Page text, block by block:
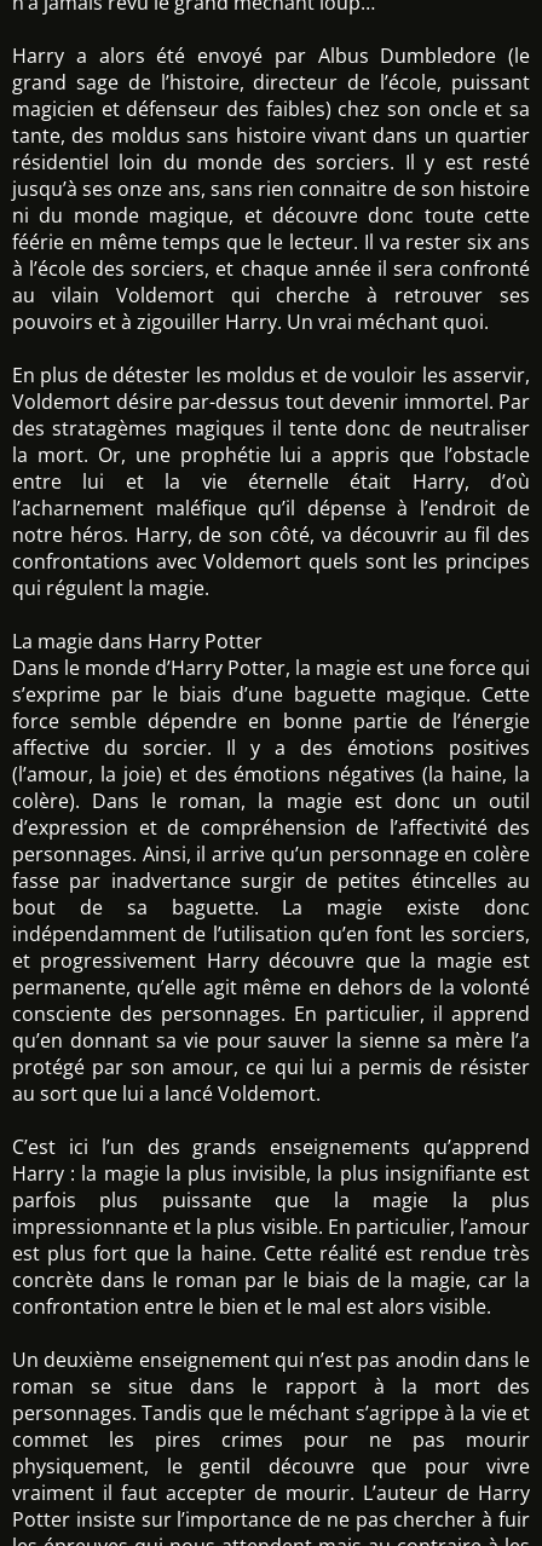
Harry a alors été envoyé par Albus Dumbledore (le
grand sage de l’histoire, directeur de l’école, puissant
magicien et défenseur des faibles) chez son oncle et sa
tante, des moldus sans histoire vivant dans un quartier
résidentiel loin du monde des sorciers. Il y est resté
jusqu’à ses onze ans, sans rien connaitre de son histoire
ni du monde magique, et découvre donc toute cette
féérie en même temps que le lecteur. Il va rester six ans
à l’école des sorciers, et chaque année il sera confronté
au vilain Voldemort qui cherche à retrouver ses
pouvoirs et à zigouiller Harry. Un vrai méchant quoi.
En plus de détester les moldus et de vouloir les asservir,
Voldemort désire par-dessus tout devenir immortel. Par
des stratagèmes magiques il tente donc de neutraliser
la mort. Or, une prophétie lui a appris que l’obstacle
entre lui et la vie éternelle était Harry, d’où
l’acharnement maléfique qu’il dépense à l’endroit de
notre héros. Harry, de son côté, va découvrir au fil des
confrontations avec Voldemort quels sont les principes
qui régulent la magie.
La magie dans Harry Potter
Dans le monde d’Harry Potter, la magie est une force qui
s’exprime par le biais d’une baguette magique. Cette
force semble dépendre en bonne partie de l’énergie
affective du sorcier. Il y a des émotions positives
(l’amour, la joie) et des émotions négatives (la haine, la
colère). Dans le roman, la magie est donc un outil
d’expression et de compréhension de l’affectivité des
personnages. Ainsi, il arrive qu’un personnage en colère
fasse par inadvertance surgir de petites étincelles au
bout de sa baguette. La magie existe donc
indépendamment de l’utilisation qu’en font les sorciers,
et progressivement Harry découvre que la magie est
permanente, qu’elle agit même en dehors de la volonté
consciente des personnages. En particulier, il apprend
qu’en donnant sa vie pour sauver la sienne sa mère l’a
protégé par son amour, ce qui lui a permis de résister
au sort que lui a lancé Voldemort.
C’est ici l’un des grands enseignements qu’apprend
Harry : la magie la plus invisible, la plus insignifiante est
parfois plus puissante que la magie la plus
impressionnante et la plus visible. En particulier, l’amour
est plus fort que la haine. Cette réalité est rendue très
concrète dans le roman par le biais de la magie, car la
confrontation entre le bien et le mal est alors visible.
Un deuxième enseignement qui n’est pas anodin dans le
roman se situe dans le rapport à la mort des
personnages. Tandis que le méchant s’agrippe à la vie et
commet les pires crimes pour ne pas mourir
physiquement, le gentil découvre que pour vivre
vraiment il faut accepter de mourir. L’auteur de Harry
Potter insiste sur l’importance de ne pas chercher à fuir